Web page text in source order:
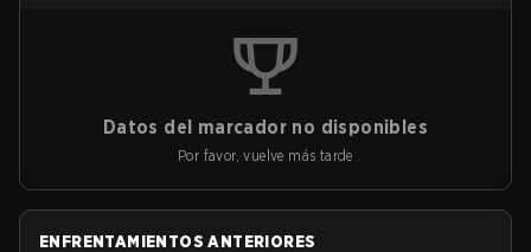
Datos del marcador no disponibles
Por favor, vuelve más tarde
ENFRENTAMIENTOS ANTERIORES